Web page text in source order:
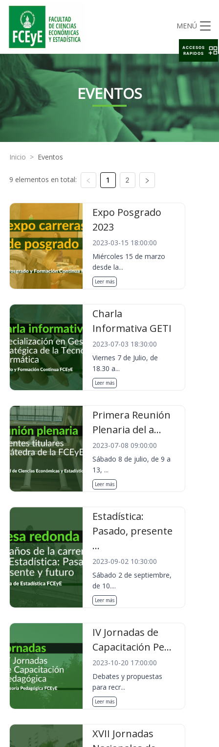
MENÚ
EVENTOS
Inicio > Eventos
9 elementos en total: 1 2
Expo Posgrado
2023
2023-03-15 18:00:00
Miércoles 15 de marzo
desde la...
Leer más
Charla
Informativa GETI
2023-07-03 18:30:00
Viernes 7 de Julio, de
18.30 a...
Leer más
Primera Reunión
Plenaria del a...
2023-07-08 09:00:00
Sábado 8 de julio, de 9 a
13, ...
Leer más
Estadística:
Pasado, presente
...
2023-09-02 10:30:00
Sábado 2 de septiembre,
de 10....
Leer más
IV Jornadas de
Capacitación Pe...
2023-10-20 17:00:00
Debates y propuestas
para recr...
Leer más
XVII Jornadas
ACCESOS
RAPIDOS